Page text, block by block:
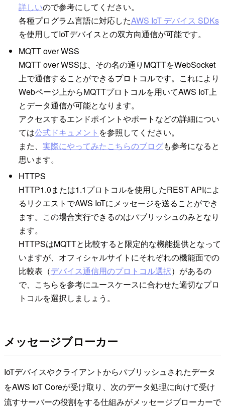
詳しいので参考にしてください。
各種プログラム言語に対応したAWS IoT デバイス SDKs
を使用してIoTデバイスとの双方向通信が可能です。
MQTT over WSS
MQTT over WSSは、その名の通りMQTTをWebSocket
上で通信することができるプロトコルです。これにより
Webページ上からMQTTプロトコルを用いてAWS IoT上
とデータ通信が可能となります。
アクセスするエンドポイントやポートなどの詳細につい
ては公式ドキュメント を参照してください。
また、 実際にやってみたこちらのブログも参考になると
思います。
HTTPS
HTTP1.0または1.1プロトコルを使用したREST APIによ
るリクエストでAWS IoTにメッセージを送ることができ
ます。この場合実行できるのはパブリッシュのみとなり
ます。
HTTPSはMQTTと比較すると限定的な機能提供となって
いますが、オフィシャルサイトにそれぞれの機能面での
比較表（デバイス通信用のプロトコル選択）があるの
で、こちらを参考にユースケースに合わせた適切なプロ
トコルを選択しましょう。
メッセージブローカー
IoTデバイスやクライアントからパブリッシュされたデータ
をAWS IoT Coreが受け取り、次のデータ処理に向けて受け
流すサーバーの役割をする仕組みがメッセージブローカーで